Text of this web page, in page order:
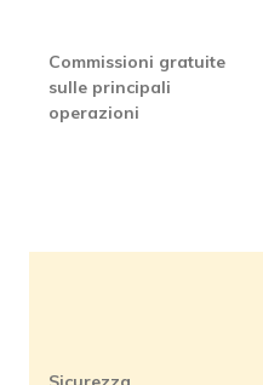
Commissioni gratuite
sulle principali
operazioni